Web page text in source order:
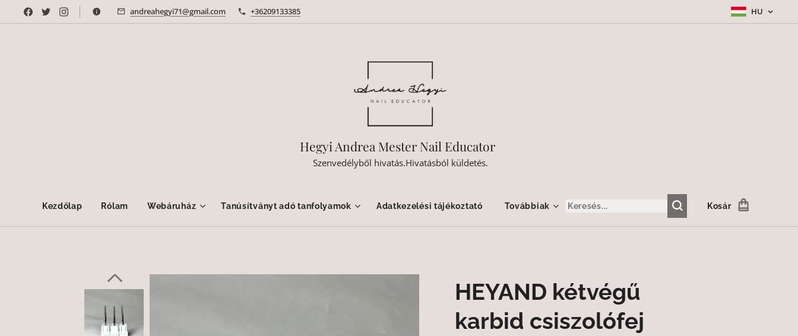
andreahegyi71@gmail.com +36209133385 HU
Hegyi Andrea Mester Nail Educator
Szenvedélyből hivatás.Hivatásból küldetés.
Kezdőlap Rólam Webáruház Tanúsítványt adó tanfolyamok Adatkezelési tájékoztató Továbbiak Kosár
HEYAND kétvégű
karbid csiszolófej